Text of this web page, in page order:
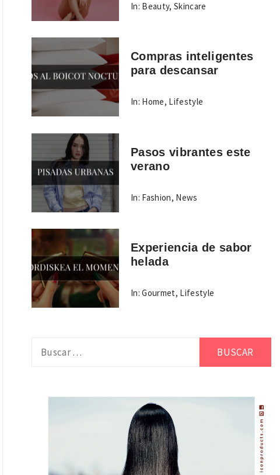
In: Beauty,Skincare
Compras inteligentes
para descansar
In: Home, Lifestyle
Pasos vibrantes este
verano
In: Fashion, News
Experiencia de sabor
helada
In: Gourmet, Lifestyle